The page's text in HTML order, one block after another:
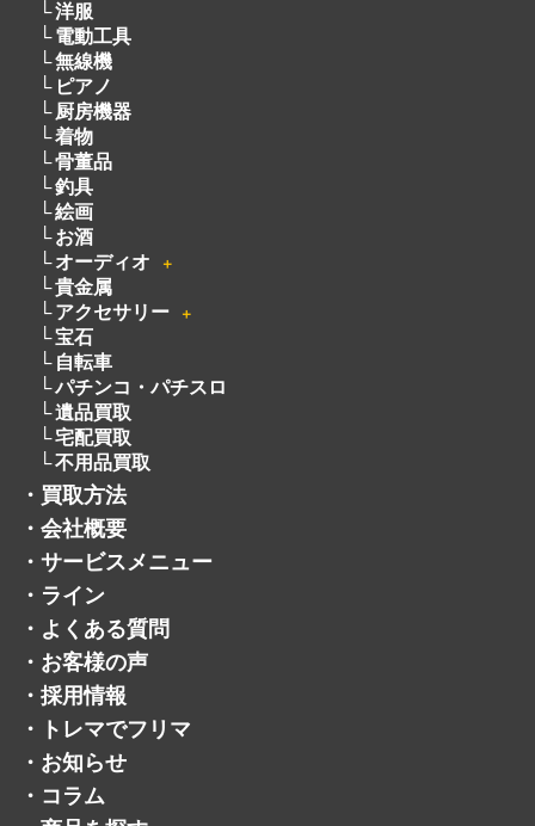
洋服
電動工具
無線機
ピアノ
厨房機器
着物
骨董品
釣具
絵画
お酒
オーディオ
＋
貴金属
アクセサリー
＋
宝石
自転車
パチンコ・パチスロ
遺品買取
宅配買取
不用品買取
・ 買取方法
・ 会社概要
・ サービスメニュー
・ ライン
・ よくある質問
・ お客様の声
・ 採用情報
・
トレマでフリマ
・ お知らせ
・ コラム